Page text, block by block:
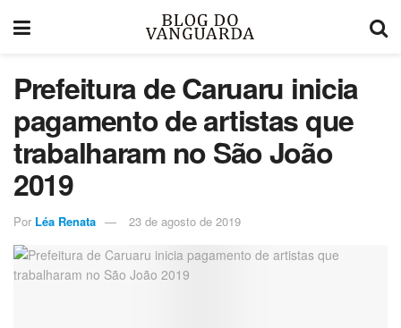
Prefeitura de Caruaru inicia
pagamento de artistas que
trabalharam no São João
2019
Por Léa Renata 23 de agosto de 2019